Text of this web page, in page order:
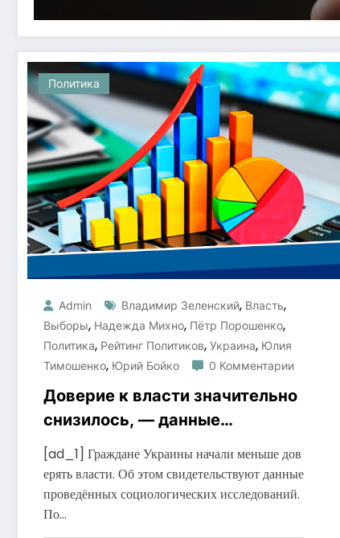
Политика
Admin Владимир Зеленский, Власть,
Выборы, Надежда Михно, Пётр Порошенко,
Политика, Рейтинг Политиков, Украина, Юлия
Тимошенко, Юрий Бойко 0 Комментарии
Доверие к власти значительно
снизилось, — данные
социсследований
[ad_1] Граждане Украины начали меньше дов
ерять власти. Об этом свидетельствуют данные
проведённых социологических исследований.
По…